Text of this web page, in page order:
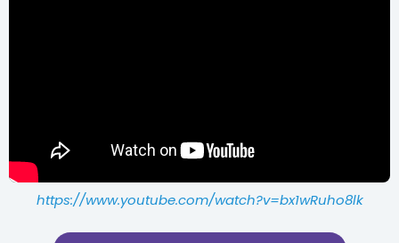
https://www.youtube.com/watch?v=bx1wRuho8lk